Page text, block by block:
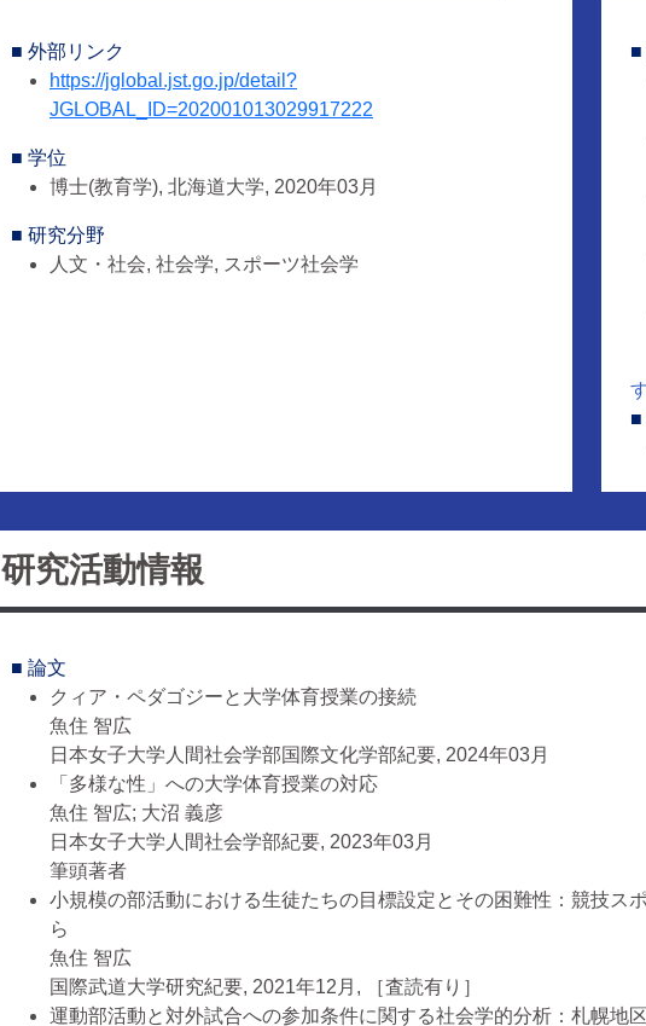
■ 外部リンク
https://jglobal.jst.go.jp/detail?
JGLOBAL_ID=202001013029917222
■ 学位
博士(教育学), 北海道大学, 2020年03月
■ 研究分野
人文・社会, 社会学, スポーツ社会学
■
■
研究活動情報
■ 論文
クィア・ペダゴジーと大学体育授業の
魚住 智広
日本女子大学人間社会学部国際文化学部紀要, 2024年03月
「多様な性」への大学体育授業の対
魚住 智広; 大沼 義彦
日本女子大学人間社会学部紀要, 2023年03月
筆頭著者
小規模の部活動における生徒たちの目標設定とその困難性：競技ス
ら
魚住 智広
国際武道大学研究紀要, 2021年12月,
［査読有り］
運動部活動と対外試合への参加条件に関する社会学的分析：札幌地